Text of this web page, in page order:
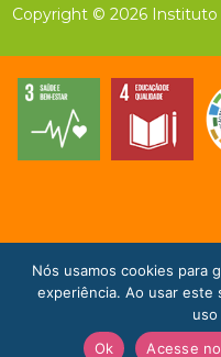
Copyright © 2026 Instituto
Nós usamos cookies para
experiência. Ao usar este
Ok
Acesse